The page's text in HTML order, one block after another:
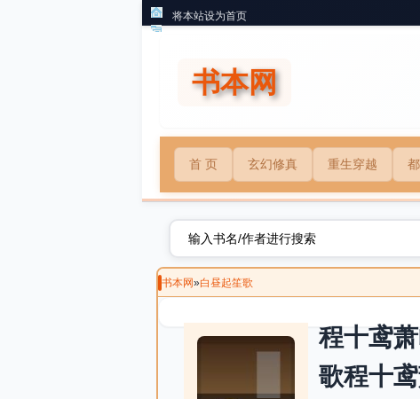
将本站设为首页
书本网
首 页 玄幻修真 重生穿越
书本网»白昼起笙歌
程十鸢
歌程十